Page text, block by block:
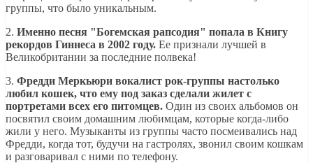
группы, что было уникальным.
2. Именно песня "Богемская рапсодия" попала в Книгу
рекордов Гиннеса в 2002 году. Ее признали лучшей в
Великобритании за последние полвека!
3. Фредди Меркьюри вокалист рок-группы настолько
любил кошек, что ему под заказ сделали жилет с
портретами всех его питомцев. Один из своих альбомов он
посвятил своим домашним любимцам, которые когда-либо
жили у него. Музыканты из группы часто посмеивались над
Фредди, когда тот, будучи на гастролях, звонил своим кошкам
и разговаривал с ними по телефону.